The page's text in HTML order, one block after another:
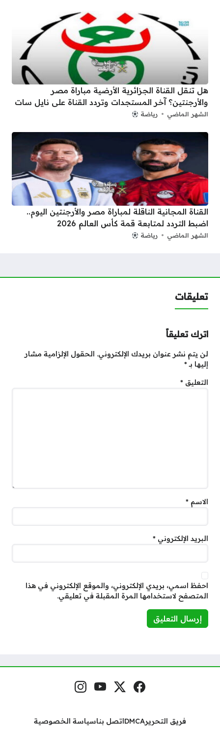
هل تنقل القناة الجزائرية الأرضية مباراة مصر
والأرجنتين؟ آخر المستجدات وتردد القناة على نايل سات
الشهر الماضي رياضة
القناة المجانية الناقلة لمباراة مصر والأرجنتين اليوم..
اضبط التردد لمتابعة قمة كأس العالم 2026
الشهر الماضي رياضة
تعليقات
اترك تعليقاً
لن يتم نشر عنوان بريدك الإلكتروني. الحقول الإلزامية مشار
إليها بـ*
التعليق *
الاسم *
البريد الإلكتروني *
احفظ اسمي، بريدي الإلكتروني، والموقع الإلكتروني في هذا
المتصفح لاستخدامها المرة المقبلة في تعليقي.
مواقع التواصل فيسبوكمنصة إكس
يوتيوبإنستغرام
فريق التحريرDMCAاتصل بناسياسة الخصوصية